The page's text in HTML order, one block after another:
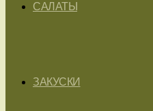
САЛАТЫ
ЗАКУСКИ